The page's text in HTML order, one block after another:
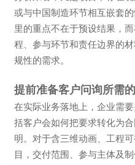
或与中国制造环节相互嵌套
里的重点不在于预设结果，
程、参与环节和责任边界的
规性的需求。
提前准备客户问询所需
在实际业务落地上，企业需
括客户会如何把要求转化为
明。对于含三维动画、工程
目，交付范围、参与主体及